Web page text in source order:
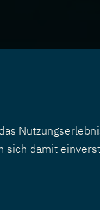
sich damit